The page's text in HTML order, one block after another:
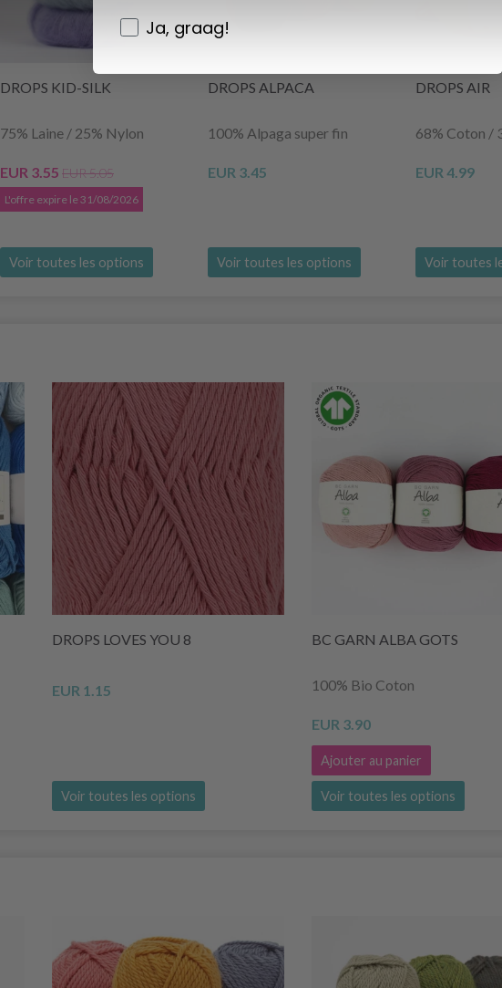
DROPS KID-SILK
75% Laine / 25% Nylon
EUR 3.55 EUR 5.05
L'offre expire le 31/08/2026
Voir toutes les options
DROPS ALPACA
100% Alpaga super fin
EUR 3.45
Voir toutes les options
DROPS AIR
68% Coton /
EUR 4.99
Voir toutes
DROPS LOVES YOU 8
EUR 1.15
Voir toutes les options
BC GARN ALBA GOTS
100% Bio Coton
EUR 3.90
Ajouter au panier
Voir toutes les options
Ja, graag!